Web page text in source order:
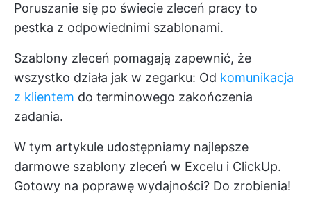
Poruszanie się po świecie zleceń pracy to
pestka z odpowiednimi szablonami.
Szablony zleceń pomagają zapewnić, że
wszystko działa jak w zegarku: Od komunikacja
z klientem do terminowego zakończenia
zadania.
W tym artykule udostępniamy najlepsze
darmowe szablony zleceń w Excelu i ClickUp.
Gotowy na poprawę wydajności? Do zrobienia!